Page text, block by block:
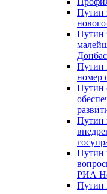
Путин
Путин
Путин
номер
Путин
Путин
Путин
РИА
Путин